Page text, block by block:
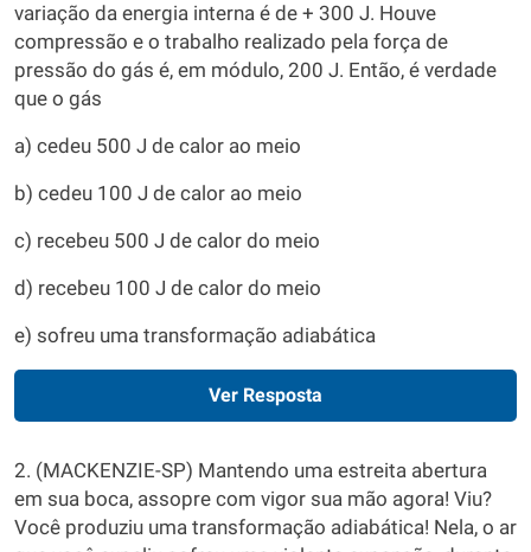
variação da energia interna é de + 300 J. Houve
compressão e o trabalho realizado pela força de
pressão do gás é, em módulo, 200 J. Então, é verdade
que o gás
a) cedeu 500 J de calor ao meio
b) cedeu 100 J de calor ao meio
c) recebeu 500 J de calor do meio
d) recebeu 100 J de calor do meio
e) sofreu uma transformação adiabática
Ver Resposta
2. (MACKENZIE-SP) Mantendo uma estreita abertura
em sua boca, assopre com vigor sua mão agora! Viu?
Você produziu uma transformação adiabática! Nela, o ar